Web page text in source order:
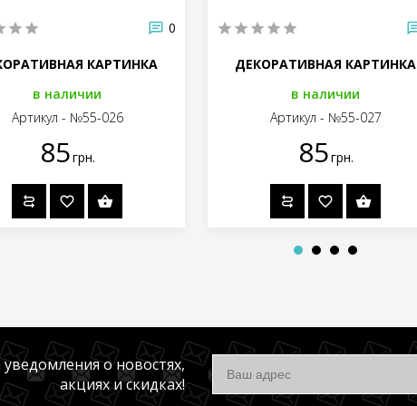
0
КАРТИНКА
в наличии
Артикул - №55-026
85грн.
ДЕКОРАТИВНАЯ КАРТИНКА
в наличии
Артикул - №55-027
85грн.
о новостях,
акциях и скидках!